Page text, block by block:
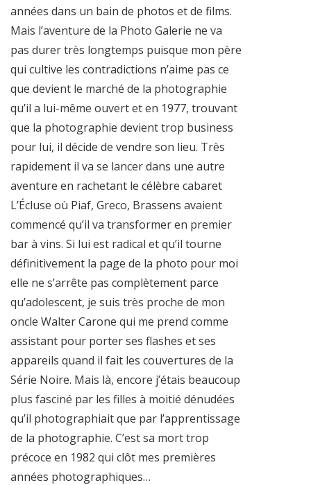
années dans un bain de photos et de films.
Mais l’aventure de la Photo Galerie ne va
pas durer très longtemps puisque mon père
qui cultive les contradictions n’aime pas ce
que devient le marché de la photographie
qu’il a lui-même ouvert et en 1977, trouvant
que la photographie devient trop business
pour lui, il décide de vendre son lieu. Très
rapidement il va se lancer dans une autre
aventure en rachetant le célèbre cabaret
L’Écluse où Piaf, Greco, Brassens avaient
commencé qu’il va transformer en premier
bar à vins. Si lui est radical et qu’il tourne
définitivement la page de la photo pour moi
elle ne s’arrête pas complètement parce
qu’adolescent, je suis très proche de mon
oncle Walter Carone qui me prend comme
assistant pour porter ses flashes et ses
appareils quand il fait les couvertures de la
Série Noire. Mais là, encore j’étais beaucoup
plus fasciné par les filles à moitié dénudées
qu’il photographiait que par l’apprentissage
de la photographie. C’est sa mort trop
précoce en 1982 qui clôt mes premières
années photographiques…